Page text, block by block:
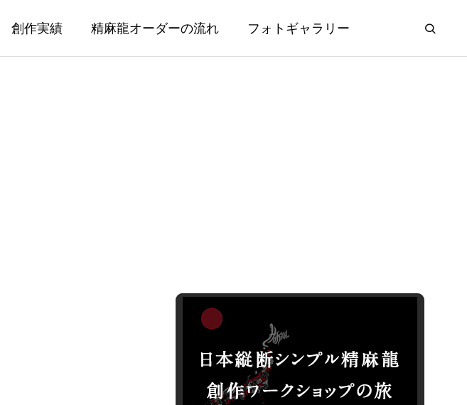
創作実績 精麻龍オーダーの流れ フォトギャラリー